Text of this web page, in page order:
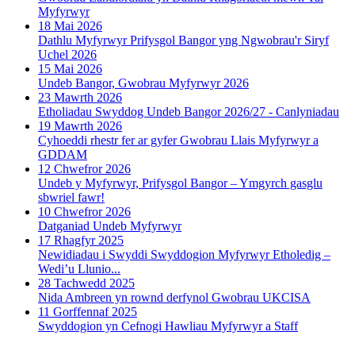
Myfyrwyr
18 Mai 2026
Dathlu Myfyrwyr Prifysgol Bangor yng Ngwobrau'r Siryf
Uchel 2026
15 Mai 2026
Undeb Bangor, Gwobrau Myfyrwyr 2026
23 Mawrth 2026
Etholiadau Swyddog Undeb Bangor 2026/27 - Canlyniadau
19 Mawrth 2026
Cyhoeddi rhestr fer ar gyfer Gwobrau Llais Myfyrwyr a
GDDAM
12 Chwefror 2026
Undeb y Myfyrwyr, Prifysgol Bangor – Ymgyrch gasglu
sbwriel fawr!
10 Chwefror 2026
Datganiad Undeb Myfyrwyr
17 Rhagfyr 2025
Newidiadau i Swyddi Swyddogion Myfyrwyr Etholedig –
Wedi’u Llunio...
28 Tachwedd 2025
Nida Ambreen yn rownd derfynol Gwobrau UKCISA
11 Gorffennaf 2025
Swyddogion yn Cefnogi Hawliau Myfyrwyr a Staff